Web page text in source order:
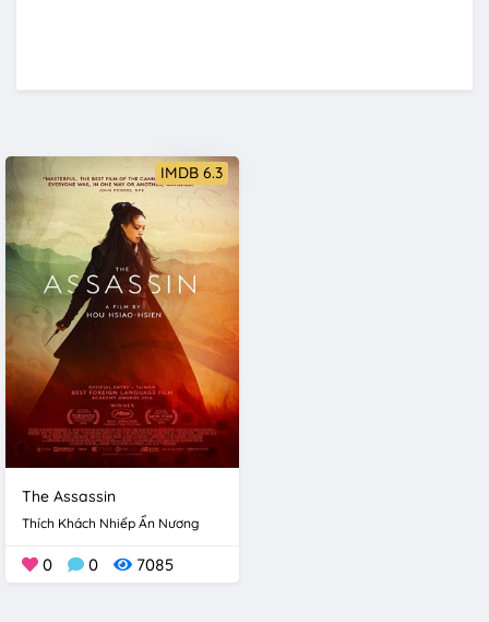
IMDB 6.3
The Assassin
Thích Khách Nhiếp Ẩn Nương
0 0 7085